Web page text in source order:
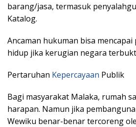
barang/jasa, termasuk
Katalog.
Ancaman hukuman bisa
hidup jika kerugian negara
Pertaruhan Kepercayaan Publik
Bagi masyarakat Malaka, rumah
harapan. Namun jika
Wewiku benar-benar tercoreng